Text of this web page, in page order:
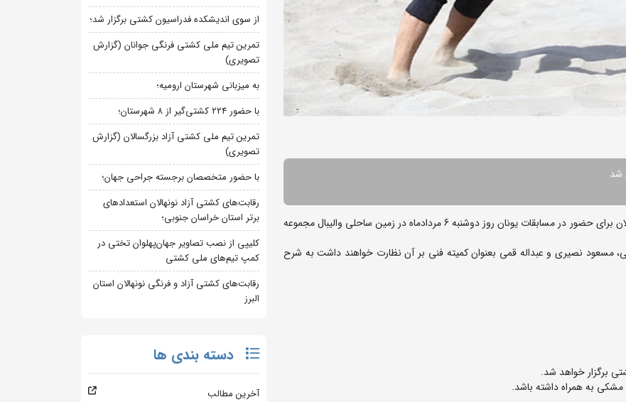
شد
مرحله نهایی رقابت های انتخابی تیم ملی کشتی ساحلی بزرگسالان برای حضور در مسابقات یونان روز دوشنبه 6 مردادماه در زمین ساحلی والیبال مجموعه
مسعود نصیری و عبداله قمی بعنوان کمیته فنی بر آن نظارت خواهند داشت به شرح
از سوی اندیشکده فدراسیون کشتی برگزار شد؛
تمرین تیم ملی کشتی فرنگی جوانان (گزارش
تصویری)
به میزبانی شهرستان ارومیه؛
با حضور ۲۲۴ کشتی‌گیر از ۸ شهرستان؛
تمرین تیم ملی کشتی آزاد بزرگسالان (گزارش
تصویری)
با حضور متخصصان برجسته جراحی جهان؛
رقابت‌های کشتی آزاد نونهالان استعدادهای
برتر استان خراسان جنوبی؛
کلیپی از نصب تصاویر جهان‌پهلوان تختی در
کمپ تیم‌های ملی کشتی
رقابت‌های کشتی آزاد و فرنگی نونهالان استان
البرز
دسته بندی ها
آخرین مطالب